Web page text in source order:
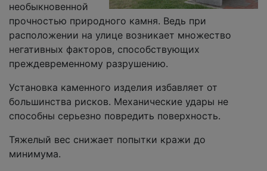
необыкновенной
прочностью природного камня. Ведь при
расположении на улице возникает множество
негативных факторов, способствующих
преждевременному разрушению.
Установка каменного изделия избавляет от
большинства рисков. Механические удары не
способны серьезно повредить поверхность.
Тяжелый вес снижает попытки кражи до
минимума.